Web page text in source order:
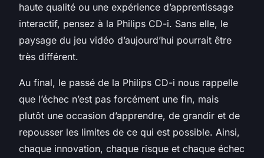
haute qualité ou une expérience d’apprentissage
interactif, pensez à la Philips CD-i. Sans elle, le
paysage du jeu vidéo d’aujourd’hui pourrait être
très différent.
Au final, le passé de la Philips CD-i nous rappelle
que l’échec n’est pas forcément une fin, mais
plutôt une occasion d’apprendre, de grandir et de
repousser les limites de ce qui est possible. Ainsi,
chaque innovation, chaque risque et chaque échec